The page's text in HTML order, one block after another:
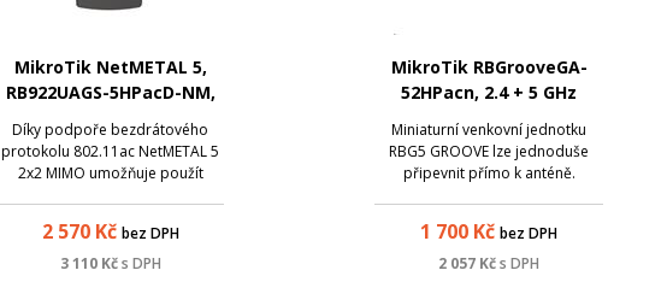
MikroTik NetMETAL 5,
RB922UAGS-5HPacD-NM,
Díky podpoře bezdrátového
protokolu 802.11ac NetMETAL 5
2x2 MIMO umožňuje použít
MHz šířku kanálu. Jedná se o
veliký skok, kdy protokol
2 570Kč bez DPH
3 110Kč s DPH
MikroTik RBGrooveGA-
52HPacn, 2.4 + 5 GHz
Miniaturní venkovní jednotku
RBG5 GROOVE lze jednoduše
připevnit přímo k anténě.
1 700 Kč bez DPH
2 057 Kčs DPH